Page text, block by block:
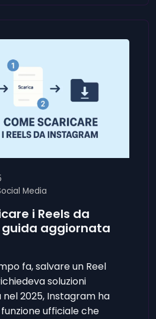
Media
i Reels da
aggiornata
fa, salvare un Reel
soluzioni
2025, Instagram ha
ufficiale che